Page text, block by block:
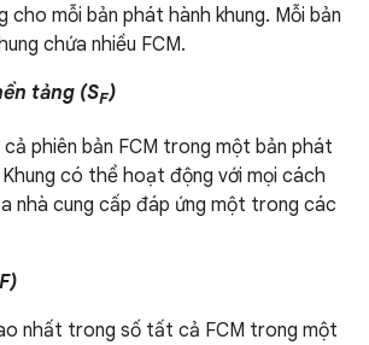
cho mỗi bản phát hành khung. Mỗi bản
chứa nhiều FCM.
tảng (SF)
phiên bản FCM trong một bản phát
Khung có thể hoạt động với mọi cách
nhà cung cấp đáp ứng một trong các
nhất trong số tất cả FCM trong một